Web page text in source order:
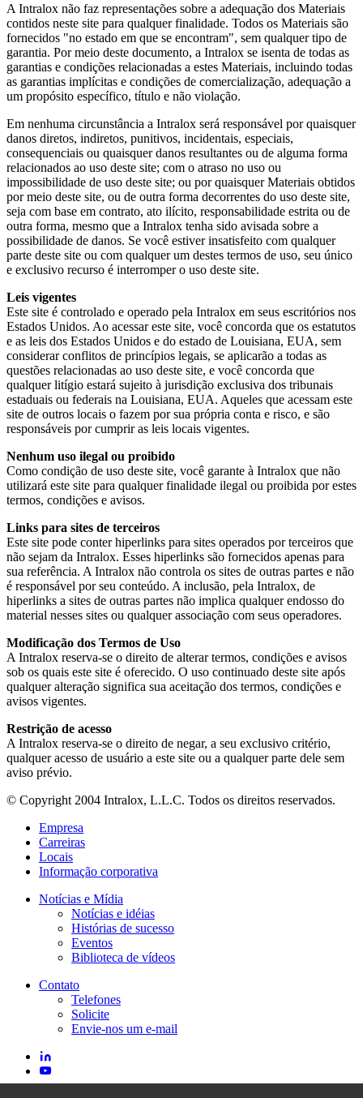
A Intralox não faz representações sobre a adequação dos Materiais
contidos neste site para qualquer finalidade. Todos os Materiais são
fornecidos "no estado em que se encontram", sem qualquer tipo de
garantia. Por meio deste documento, a Intralox se isenta de todas as
garantias e condições relacionadas a estes Materiais, incluindo todas
as garantias implícitas e condições de comercialização, adequação a
um propósito específico, título e não violação.
Em nenhuma circunstância a Intralox será responsável por quaisquer
danos diretos, indiretos, punitivos, incidentais, especiais,
consequenciais ou quaisquer danos resultantes ou de alguma forma
relacionados ao uso deste site; com o atraso no uso ou
impossibilidade de uso deste site; ou por quaisquer Materiais obtidos
por meio deste site, ou de outra forma decorrentes do uso deste site,
seja com base em contrato, ato ilícito, responsabilidade estrita ou de
outra forma, mesmo que a Intralox tenha sido avisada sobre a
possibilidade de danos. Se você estiver insatisfeito com qualquer
parte deste site ou com qualquer um destes termos de uso, seu único
e exclusivo recurso é interromper o uso deste site.
Leis vigentes
Este site é controlado e operado pela Intralox em seus escritórios nos
Estados Unidos. Ao acessar este site, você concorda que os estatutos
e as leis dos Estados Unidos e do estado de Louisiana, EUA, sem
considerar conflitos de princípios legais, se aplicarão a todas as
questões relacionadas ao uso deste site, e você concorda que
qualquer litígio estará sujeito à jurisdição exclusiva dos tribunais
estaduais ou federais na Louisiana, EUA. Aqueles que acessam este
site de outros locais o fazem por sua própria conta e risco, e são
responsáveis por cumprir as leis locais vigentes.
Nenhum uso ilegal ou proibido
Como condição de uso deste site, você garante à Intralox que não
utilizará este site para qualquer finalidade ilegal ou proibida por estes
termos, condições e avisos.
Links para sites de terceiros
Este site pode conter hiperlinks para sites operados por terceiros que
não sejam da Intralox. Esses hiperlinks são fornecidos apenas para
sua referência. A Intralox não controla os sites de outras partes e não
é responsável por seu conteúdo. A inclusão, pela Intralox, de
hiperlinks a sites de outras partes não implica qualquer endosso do
material nesses sites ou qualquer associação com seus operadores.
Modificação dos Termos de Uso
A Intralox reserva-se o direito de alterar termos, condições e avisos
sob os quais este site é oferecido. O uso continuado deste site após
qualquer alteração significa sua aceitação dos termos, condições e
avisos vigentes.
Restrição de acesso
A Intralox reserva-se o direito de negar, a seu exclusivo critério,
qualquer acesso de usuário a este site ou a qualquer parte dele sem
aviso prévio.
© Copyright 2004 Intralox, L.L.C. Todos os direitos reservados.
Empresa
Carreiras
Locais
Informação corporativa
Notícias e Mídia
Notícias e idéias
Histórias de sucesso
Eventos
Biblioteca de vídeos
Contato
Telefones
Solicite
Envie-nos um e-mail